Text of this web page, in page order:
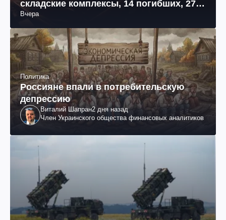
складские комплексы, 14 погибших, 27
раненых (фото, видео)
Вчера
Политика
Россияне впали в потребительскую
депрессию
Виталий Шапран2 дня назад
Член Украинского общества финансовых аналитиков